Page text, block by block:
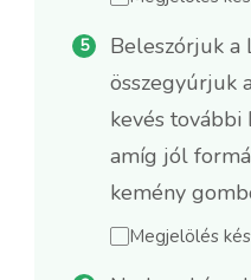
Beleszórjuk a
összegyúrjuk
kevés további
amíg jól
kemény
Megjelölés